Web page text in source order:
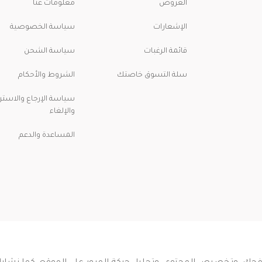
العروض
الإشعارات
قائمة الرغبات
سلة التسوق خاصتك
معلومات عنا
سياسة الخصوصية
سياسة الشحن
الشروط والأحكام
سياسة الإرجاع
والإلغاء
المساعدة والدعم